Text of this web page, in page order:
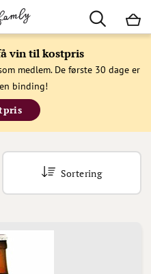
vin til kostpris
medlem. De første 30 dage er
binding!
Sortering